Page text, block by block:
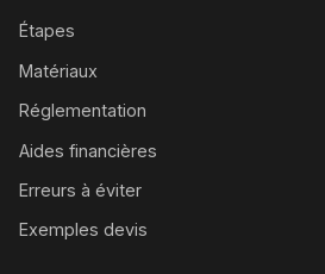
Étapes
Matériaux
Réglementation
Aides financières
Erreurs à éviter
Exemples devis